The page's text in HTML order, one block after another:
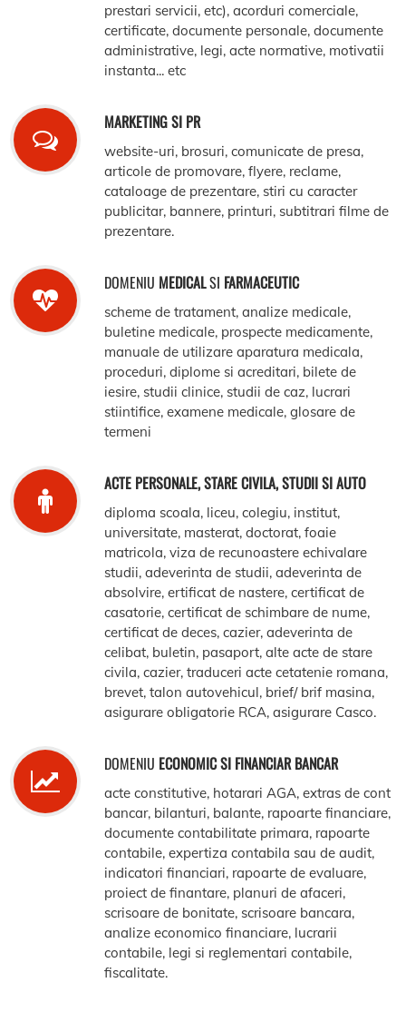
prestari servicii, etc), acorduri comerciale,
certificate, documente personale, documente
administrative, legi, acte normative, motivatii
instanta... etc
MARKETING SI PR
website-uri, brosuri, comunicate de presa,
articole de promovare, flyere, reclame,
cataloage de prezentare, stiri cu caracter
publicitar, bannere, printuri, subtitrari filme de
prezentare.
DOMENIU MEDICALSI FARMACEUTIC
scheme de tratament, analize medicale,
buletine medicale, prospecte medicamente,
manuale de utilizare aparatura medicala,
proceduri, diplome si acreditari, bilete de
iesire, studii clinice, studii de caz, lucrari
stiintifice, examene medicale, glosare de
termeni
ACTE PERSONALE, STARE CIVILA, STUDII SI AUTO
diploma scoala, liceu, colegiu, institut,
universitate, masterat, doctorat, foaie
matricola, viza de recunoastere echivalare
studii, adeverinta de studii, adeverinta de
absolvire, ertificat de nastere, certificat de
casatorie, certificat de schimbare de nume,
certificat de deces, cazier, adeverinta de
celibat, buletin, pasaport, alte acte de stare
civila, cazier, traduceri acte cetatenie romana,
brevet, talon autovehicul, brief/ brif masina,
asigurare obligatorie RCA, asigurare Casco.
DOMENIU ECONOMIC SI FINANCIAR BANCAR
acte constitutive, hotarari AGA, extras de cont
bancar, bilanturi, balante, rapoarte financiare,
documente contabilitate primara, rapoarte
contabile, expertiza contabila sau de audit,
indicatori financiari, rapoarte de evaluare,
proiect de finantare, planuri de afaceri,
scrisoare de bonitate, scrisoare bancara,
analize economico financiare, lucrarii
contabile, legi si reglementari contabile,
fiscalitate.